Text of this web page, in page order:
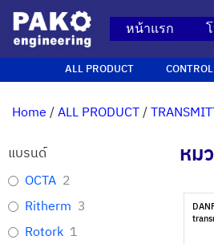
หน้าแรก
ALL PRODUCT
Home/ALL PRODUCT/
แบรนด์
OCTA 2
Ritherm 3
Rotork 1
หม